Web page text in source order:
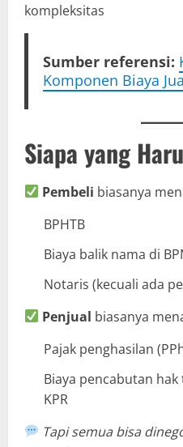
kompleksitas
Sumber referensi:
Komponen Biaya
Siapa yang
Pembeli biasanya
BPHTB
Biaya balik nama di
Notaris (kecuali ada
Penjual biasanya
Pajak penghasilan
Biaya pencabutan
KPR
Tapi semua bisa